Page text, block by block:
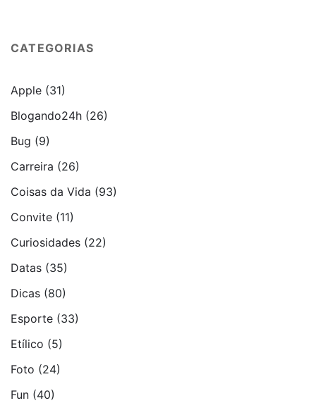
CATEGORIAS
Apple (31)
Blogando24h (26)
Bug (9)
Carreira (26)
Coisas da Vida (93)
Convite (11)
Curiosidades (22)
Datas (35)
Dicas (80)
Esporte (33)
Etí­lico (5)
Foto (24)
Fun (40)